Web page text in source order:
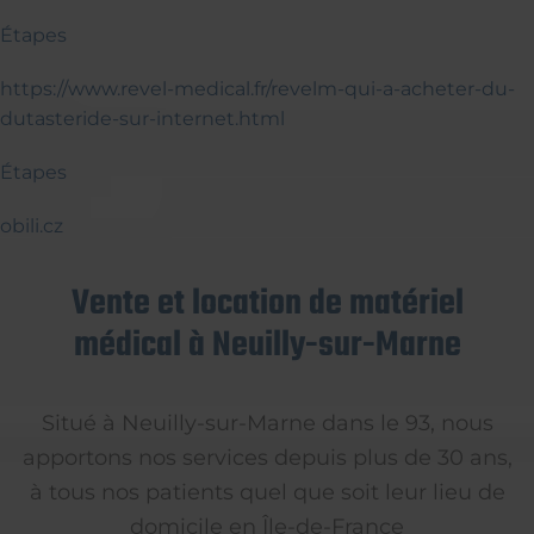
Étapes
https://www.revel-medical.fr/revelm-qui-a-acheter-du-
dutasteride-sur-internet.html
Étapes
obili.cz
Vente et location de matériel
médical à Neuilly-sur-Marne
Situé à Neuilly-sur-Marne dans le 93, nous
apportons nos services depuis plus de 30 ans,
à tous nos patients quel que soit leur lieu de
domicile en Île-de-France